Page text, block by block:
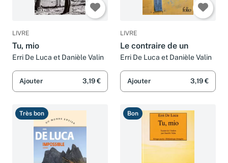
LIVRE
Tu, mio
Erri De Luca et Danièle Valin
Ajouter 3,19 €
LIVRE
Le contraire de un
Erri De Luca et Danièle Valin
Ajouter 3,19 €
Très bon Bon